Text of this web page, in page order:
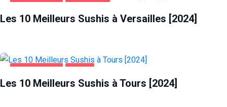
ALIMENTATION VERSAILLES
Les 10 Meilleurs Sushis à Versailles [2024]
ALIMENTATION TOURS
Les 10 Meilleurs Sushis à Tours [2024]